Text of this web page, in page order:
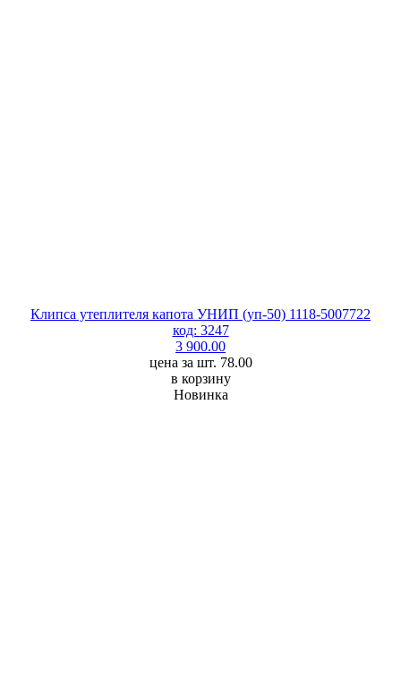
Клипса утеплителя капота УНИП (уп-50) 1118-5007722
код: 3247
3 900.00
цена за шт. 78.00
в корзину
Новинка